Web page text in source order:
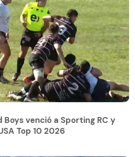
Boys venció a Sporting RC y
Top 10 2026